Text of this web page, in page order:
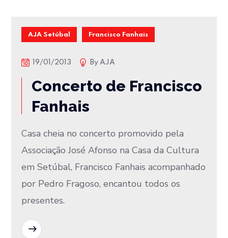
AJA Setúbal Francisco Fanhais
19/01/2013 ByAJA
Concerto de Francisco
Fanhais
Casa cheia no concerto promovido pela
Associação José Afonso na Casa da Cultura
em Setúbal, Francisco Fanhais acompanhado
por Pedro Fragoso, encantou todos os
presentes.